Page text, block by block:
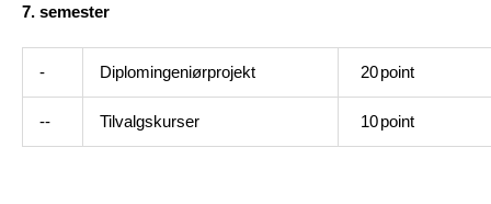
7. semester
- Diplomingeniørprojekt 20point
-- Tilvalgskurser 10point